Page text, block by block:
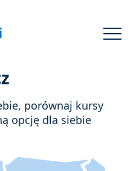
porównaj kursy
opcję dla siebie